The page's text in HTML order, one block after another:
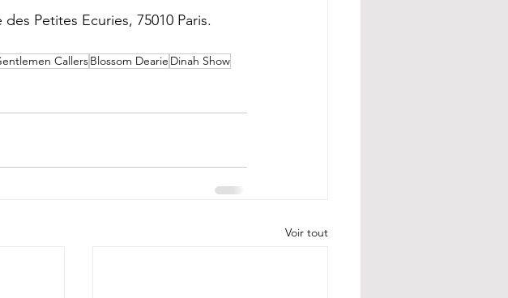
Petites Ecuries, 75010 Paris.
CallersBlossom Dearie Dinah Show
Voir tout